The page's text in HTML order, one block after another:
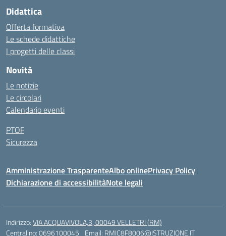
Didattica
Offerta formativa
Le schede didattiche
I progetti delle classi
Novità
Le notizie
Le circolari
Calendario eventi
PTOF
Sicurezza
Amministrazione TrasparenteAlbo onlinePrivacy Policy
Dichiarazione di accessibilitàNote legali
Indirizzo:VIA ACQUAVIVOLA,3, 00049 VELLETRI (RM)
Centralino:0696100045 Email: RMIC8F8006@ISTRUZIONE.IT